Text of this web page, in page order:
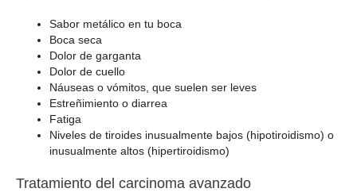
Sabor metálico en tu boca
Boca seca
Dolor de garganta
Dolor de cuello
Náuseas o vómitos, que suelen ser leves
Estreñimiento o diarrea
Fatiga
Niveles de tiroides inusualmente bajos (hipotiroidismo) o
inusualmente altos (hipertiroidismo)
Tratamiento del carcinoma avanzado